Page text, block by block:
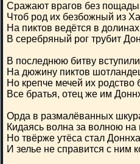
Сражают врагов без пощады
Чтоб род их безбожный из
На пиктов ведётся в
В серебряный рог трубит
В последнюю битву
На дюжину пиктов
Но крепче мечей их родство
Все братья, отец же им
Орда в размалёванных
Кидаясь волна за волною на
Но твёрже утёса стал
И зелье не справится с ним